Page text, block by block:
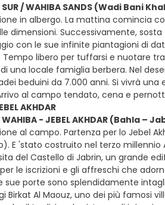
/ WAHIBA SANDS (Wadi Bani
in albergo. La mattina comincia
dimensioni. Successivamente,
con le sue infinite piantagioni di
libero per tuffarsi e nuotare
una locale famiglia berbera. Nel
beduini da 7.000 anni. Si vivrà
al campo tendato, cena e
AKHDAR
- JEBEL AKHDAR (Bahla –
al campo. Partenza per lo Jebel
E 'stato costruito nel terzo
del Castello di Jabrin, un grande
le iscrizioni e gli affreschi che
sue porte sono splendidamente
Birkat Al Maouz, uno dei più famosi